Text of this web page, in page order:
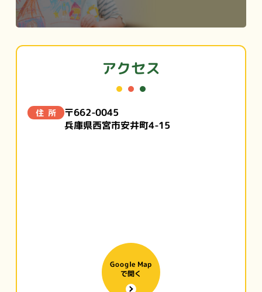
アクセス
住所 〒662-0045
兵庫県西宮市安井町4-15
Google Map
で開く